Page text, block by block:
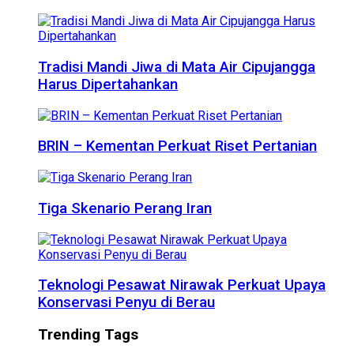
Tradisi Mandi Jiwa di Mata Air Cipujangga
Harus Dipertahankan
BRIN – Kementan Perkuat Riset Pertanian
Tiga Skenario Perang Iran
Teknologi Pesawat Nirawak Perkuat Upaya
Konservasi Penyu di Berau
Trending Tags